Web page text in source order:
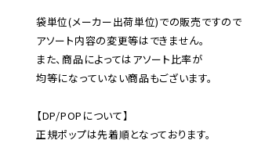
袋単位(メーカー出荷単位)での販売ですので
アソート内容の変更等はできません。
また、商品によってはアソート比率が
均等になっていない商品もございます。
【DP/POPについて】
正規ポップは先着順となっております。